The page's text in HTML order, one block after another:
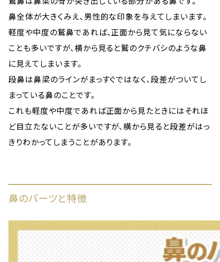
鼻全体が大きくみえ、男性的な印象を与えてしまいます。
軽度や中度の鷲鼻であれば、正面から見て気にならない
ことも多いですが、横から見ると鷲のクチバシのような鼻
に見えてしまいます。
段鼻は鼻梁のラインがまっすぐではなく、段差がついてし
まっている鼻のことです。
これも軽度や中度であれば正面から見たときにはそれほ
ど目立たないことが多いですが、横から見ると段差がはっ
きりわかってしまうことがあります。
鼻のパーツと特徴